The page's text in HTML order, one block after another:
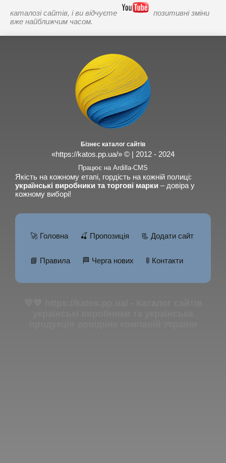
каталозі сайтів, і ви відчуєте
позитивні зміни
вже найближчим часом.
Бізнес каталог сайтів
«https://katos.pp.ua/» © | 2012 - 2024
Працює на Ardilla-CMS
Якість на кожному етапі, гордість на кожній полиці:
українські виробники та торгові марки – довіра у
кожному виборі!
🚀 Головна 🍒 Пропозиція 📃 Додати сайт
📘 Правила 🏁 Черга нових 🚦 Контакти